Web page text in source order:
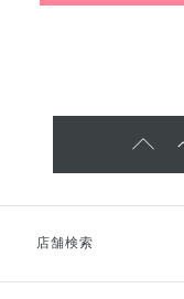
店舗検索